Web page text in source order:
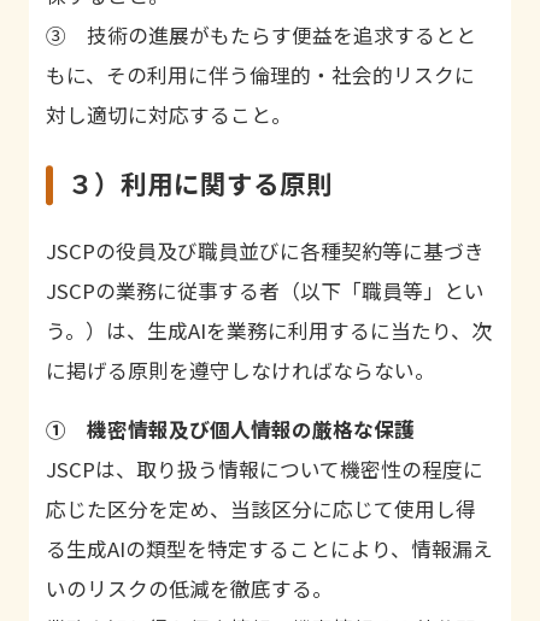
③ 技術の進展がもたらす便益を追求するとと
もに、その利用に伴う倫理的・社会的リスクに
対し適切に対応すること。
３）利用に関する原則
JSCPの役員及び職員並びに各種契約等に基づき
JSCPの業務に従事する者（以下「職員等」とい
う。）は、生成AIを業務に利用するに当たり、次
に掲げる原則を遵守しなければならない。
① 機密情報及び個人情報の厳格な保護
JSCPは、取り扱う情報について機密性の程度に
応じた区分を定め、当該区分に応じて使用し得
る生成AIの類型を特定することにより、情報漏え
いのリスクの低減を徹底する。